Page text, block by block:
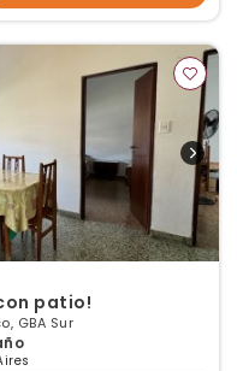
patio!
GBA Sur